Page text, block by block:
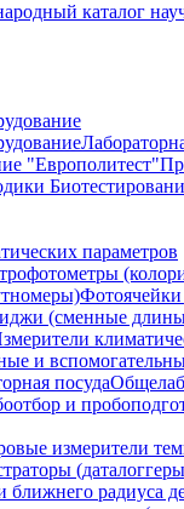
каталог
"Европолитест"
параметров
Фотоячейки
(сменные
и
посуда
и
измерители
ближнего радиуса